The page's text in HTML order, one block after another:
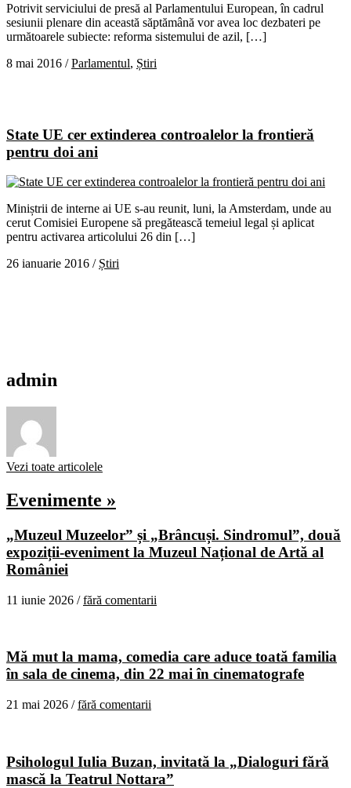
Potrivit serviciului de presă al Parlamentului European, în cadrul
sesiunii plenare din această săptămână vor avea loc dezbateri pe
următoarele subiecte: reforma sistemului de azil, […]
8 mai 2016 /Parlamentul, Știri
State UE cer extinderea controalelor la frontieră
pentru doi ani
Miniștrii de interne ai UE s-au reunit, luni, la Amsterdam, unde au
cerut Comisiei Europene să pregătească temeiul legal și aplicat
pentru activarea articolului 26 din […]
26 ianuarie 2016 / Știri
admin
Vezi toate articolele
Evenimente »
„Muzeul Muzeelor” și „Brâncuși. Sindromul”, două
expoziții-eveniment la Muzeul Național de Artă al
României
11 iunie 2026 /fără comentarii
Mă mut la mama, comedia care aduce toată familia
în sala de cinema, din 22 mai în cinematografe
21 mai 2026 /fără comentarii
Psihologul Iulia Buzan, invitată la „Dialoguri fără
mască la Teatrul Nottara”